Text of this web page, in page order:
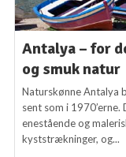
Antalya – for
og smuk natur
Naturskønne Antalya
sent som i 1970’erne.
enestående og
kyststrækninger, og...